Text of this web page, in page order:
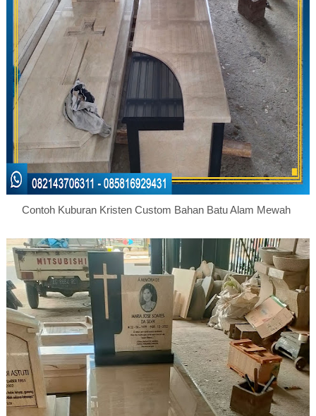
Contoh Kuburan Kristen Custom Bahan Batu Alam Mewah